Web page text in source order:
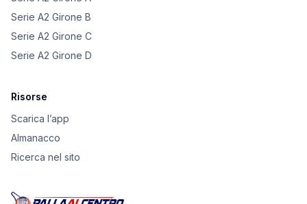
Serie A2 Girone B
Serie A2 Girone C
Serie A2 Girone D
Risorse
Scarica l’app
Almanacco
Ricerca nel sito